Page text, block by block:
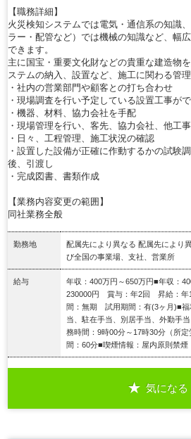
【職務詳細】
火災検知システムでは電気・通信系の知識
ラー・配管など）では機械の知識など、幅
できます。
主に国宝・重要文化財などの貴重な建造物
ステムの納入、設置など、施工に関わる管理
・社内の営業部門や顧客との打ち合わせ
・現場調査を行い予定している設置工事が
・機器、材料、協力会社を手配
・現場管理を行い、客先、協力会社、他工
・日々、工程管理、施工状況の確認
・設置した設備が正確に作動するかの試験
後、引渡し
・完成図書、書類作成
【業務内容変更の範囲】
同社業務全般
勤務地
配属先により異なる 配属先により
び全国の事業場、支社、営業所
給与
年収：400万円～650万円■年収：
230000円 賞与：年2回 昇給：年
間：無期 試用期間：有(3ヶ月)■福
当、駐在手当、別居手当、外勤手
務時間：9時00分～17時30分（所
間：60分■喫煙情報：屋内原則禁煙
気になる